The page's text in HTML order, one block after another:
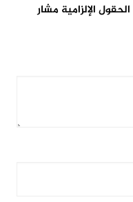
الحقول الإلزامية مشار